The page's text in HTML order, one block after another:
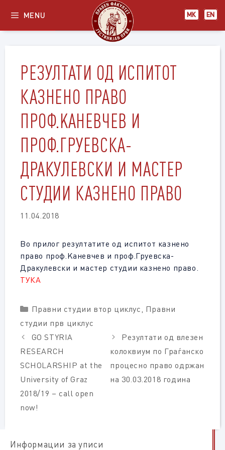
content
МК EN
MENU
РЕЗУЛТАТИ ОД ИСПИТОТ
КАЗНЕНО ПРАВО
ПРОФ.KАНЕВЧЕВ И
ПРОФ.ГРУЕВСКА-
ДРАКУЛЕВСКИ И МАСТЕР
СТУДИИ КАЗНЕНО ПРАВО
11.04.2018
Во прилог резултатите од испитот казнено
право проф.Kаневчев и проф.Груевска-
Дракулевски и мастер студии казнено право.
ТУКА
Categories
Правни студии втор циклус, Правни
студии прв циклус
GO STYRIA
RESEARCH
SCHOLARSHIP at the
University of Graz
2018/19 – call open
now!
Резултати од влезен
колоквиум по Граѓанско
процесно право одржан
на 30.03.2018 година
Информации за уписи